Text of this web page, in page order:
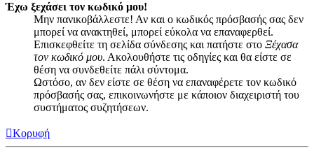
Έχω ξεχάσει τον κωδικό μου!
Μην πανικοβάλλεστε! Αν και ο κωδικός πρόσβασής σας δεν
μπορεί να ανακτηθεί, μπορεί εύκολα να επαναφερθεί.
Επισκεφθείτε τη σελίδα σύνδεσης και πατήστε στο Ξέχασα
τον κωδικό μου. Ακολουθήστε τις οδηγίες και θα είστε σε
θέση να συνδεθείτε πάλι σύντομα.
Ωστόσο, αν δεν είστε σε θέση να επαναφέρετε τον κωδικό
πρόσβασής σας, επικοινωνήστε με κάποιον διαχειριστή του
συστήματος συζητήσεων.
Κορυφή